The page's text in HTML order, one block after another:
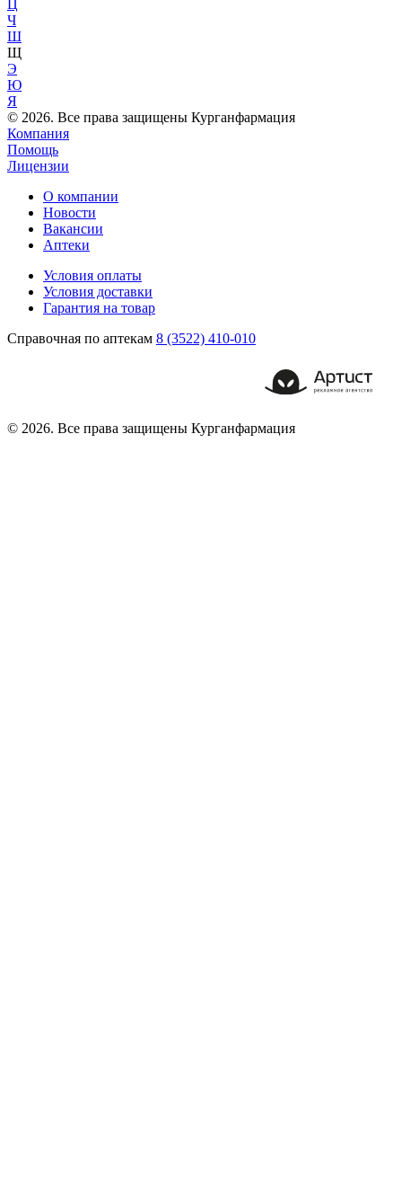
Ч
Ш
Щ
Э
Ю
Я
© 2026. Все права защищены Курганфармация
Компания
Помощь
Лицензии
О компании
Новости
Вакансии
Аптеки
Условия оплаты
Условия доставки
Гарантия на товар
Справочная по аптекам 8 (3522) 410-010
© 2026. Все права защищены Курганфармация